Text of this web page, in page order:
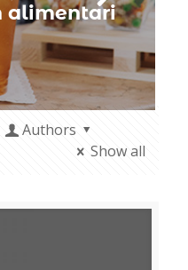
alimentari
Authors
Show all